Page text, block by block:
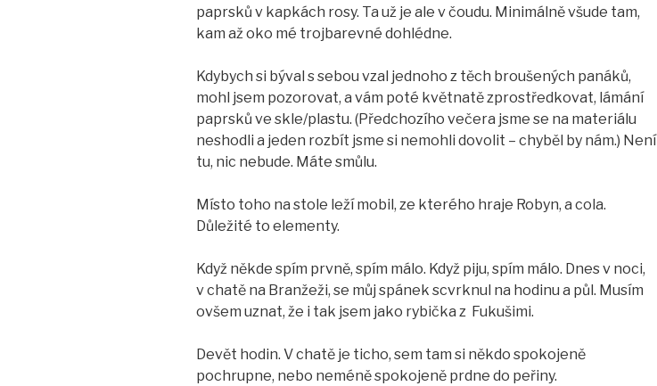
paprsků v kapkách rosy. Ta už je ale v čoudu. Minimálně všude tam,
kam až oko mé trojbarevné dohlédne.
Kdybych si býval s sebou vzal jednoho z těch broušených panáků,
mohl jsem pozorovat, a vám poté květnatě zprostředkovat, lámání
paprsků ve skle/plastu. (Předchozího večera jsme se na materiálu
neshodli a jeden rozbít jsme si nemohli dovolit – chyběl by nám.) Není
tu, nic nebude. Máte smůlu.
Místo toho na stole leží mobil, ze kterého hraje Robyn, a cola.
Důležité to elementy.
Když někde spím prvně, spím málo. Když piju, spím málo. Dnes v noci,
v chatě na Branžeži, se můj spánek scvrknul na hodinu a půl. Musím
ovšem uznat, že i tak jsem jako rybička z Fukušimi.
Devět hodin. V chatě je ticho, sem tam si někdo spokojeně
pochrupne, nebo neméně spokojeně prdne do peřiny.